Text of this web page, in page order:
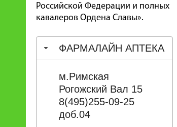
Российской Федерации и полных
кавалеров Ордена Славы».
ФАРМАЛАЙН АПТЕКА
м.Римская
Рогожский Вал 15
8(495)255-09-25
доб.04